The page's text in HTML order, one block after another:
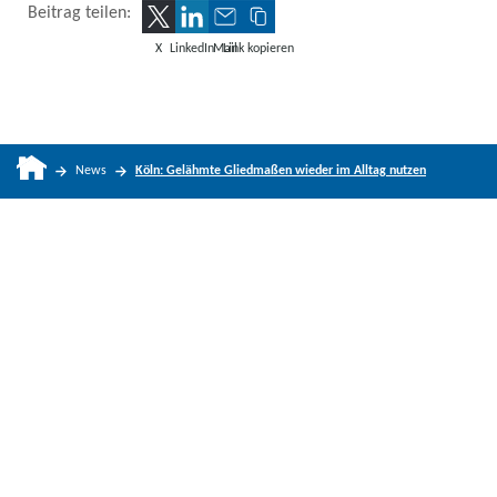
Beitrag teilen:
X LinkedInMailLink kopieren
News Köln: Gelähmte Gliedmaßen wieder im Alltag nutzen